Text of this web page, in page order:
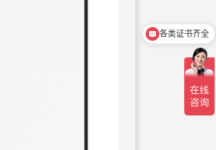
支持尺寸/外观/模块等定制